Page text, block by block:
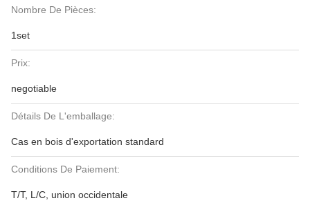
Nombre De Pièces:
1set
Prix:
negotiable
Détails De L'emballage:
Cas en bois d'exportation standard
Conditions De Paiement:
T/T, L/C, union occidentale